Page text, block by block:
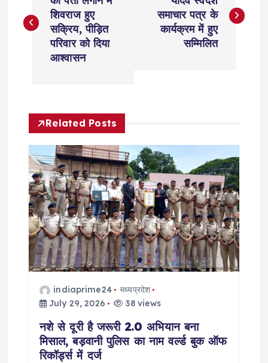
s
a
v
g
a
t
शिवराज हुए
सक्रिय, पीड़ित
परिवार को दिया
आश्वासन
समाचार पत्र के
कार्यक्रम में हुए
सम्मिलित
Related Posts
indiaprime24
मध्यप्रदेश
July 29, 2026
38 views
नशे से दूरी है जरूरी 2.0 अभियान बना
मिसाल, बड़वानी पुलिस का नाम वर्ल्ड बुक ऑफ
रिकॉर्ड्स में दर्ज